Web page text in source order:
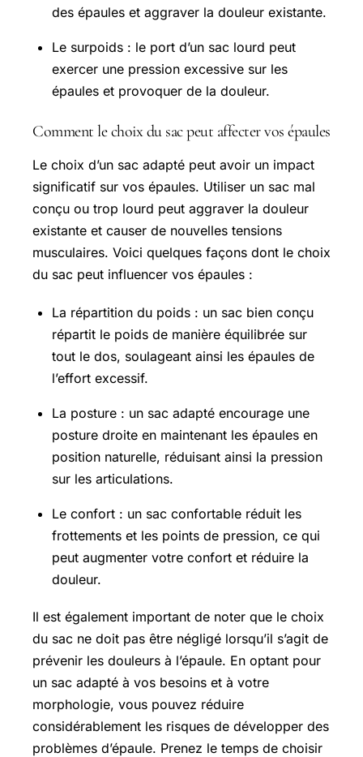
des épaules et aggraver la douleur existante.
Le surpoids : le port d’un sac lourd peut
exercer une pression excessive sur les
épaules et provoquer de la douleur.
Comment le choix du sac peut affecter vos épaules
Le choix d’un sac adapté peut avoir un impact
significatif sur vos épaules. Utiliser un sac mal
conçu ou trop lourd peut aggraver la douleur
existante et causer de nouvelles tensions
musculaires. Voici quelques façons dont le choix
du sac peut influencer vos épaules :
La répartition du poids : un sac bien conçu
répartit le poids de manière équilibrée sur
tout le dos, soulageant ainsi les épaules de
l’effort excessif.
La posture : un sac adapté encourage une
posture droite en maintenant les épaules en
position naturelle, réduisant ainsi la pression
sur les articulations.
Le confort : un sac confortable réduit les
frottements et les points de pression, ce qui
peut augmenter votre confort et réduire la
douleur.
Il est également important de noter que le choix
du sac ne doit pas être négligé lorsqu’il s’agit de
prévenir les douleurs à l’épaule. En optant pour
un sac adapté à vos besoins et à votre
morphologie, vous pouvez réduire
considérablement les risques de développer des
problèmes d’épaule. Prenez le temps de choisir